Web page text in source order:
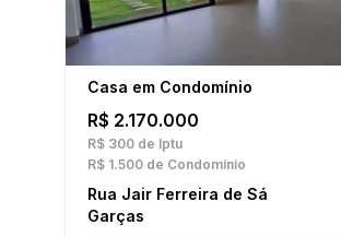
Casa em Condomínio
R$ 2.170.000
R$ 300 de Iptu
R$ 1.500 de Condomínio
Rua Jair Ferreira de Sá
Garças